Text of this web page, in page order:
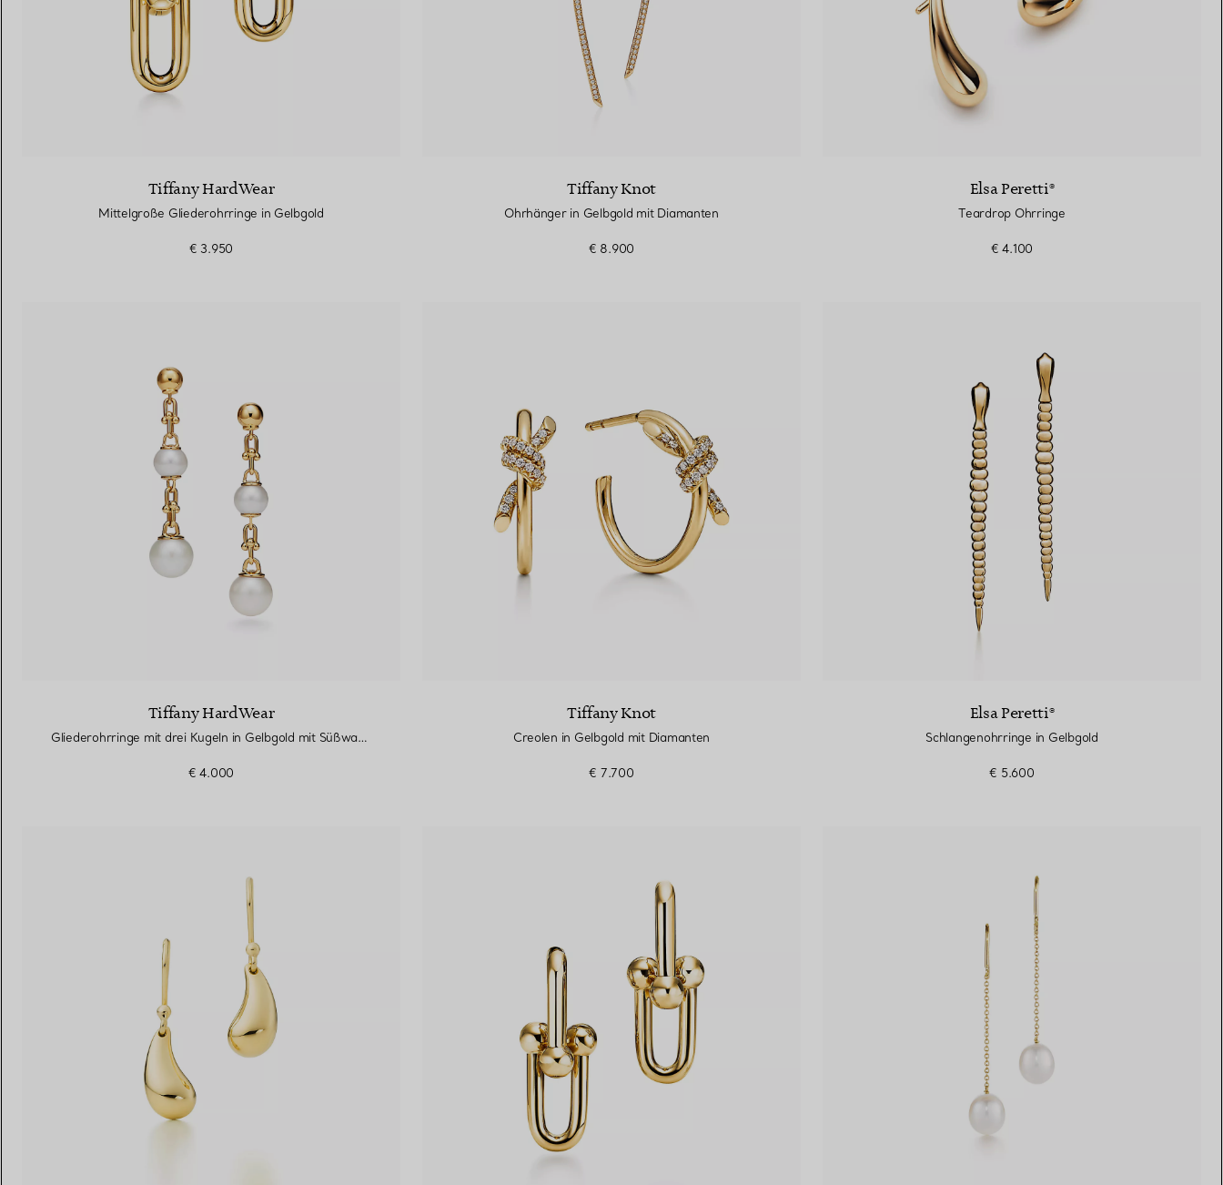
Tiffany HardWear
Mittelgroße Gliederohrringe in Gelbgold
€ 3.950
Tiffany Knot
Ohrhänger in Gelbgold mit Diamanten
€ 8.900
Elsa Peretti®
Teardrop Ohrringe
€ 4.100
Tiffany HardWear
Gliederohrringe mit drei Kugeln in Gelbgold mit Süßwasserperlen
€ 4.000
Tiffany Knot
Creolen in Gelbgold mit Diamanten
€ 7.700
Elsa Peretti®
Schlangenohrringe in Gelbgold
€ 5.600